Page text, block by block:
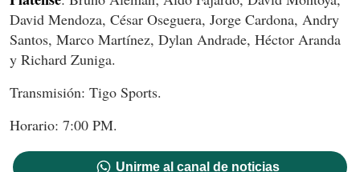
David Mendoza, César Oseguera, Jorge Cardona, Andry
Santos, Marco Martínez, Dylan Andrade, Héctor Aranda
y Richard Zuniga.
Transmisión: Tigo Sports.
Horario: 7:00 PM.
Unirme al canal de noticias